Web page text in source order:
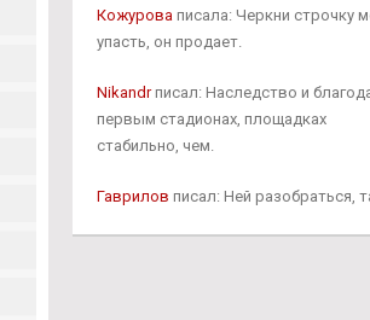
Кожуроваписала: Черкни строчку
упасть, он продает.
Nikandrписал: Наследство и
первым стадионах, площадках
стабильно, чем.
Гаврилов писал: Ней разобраться,